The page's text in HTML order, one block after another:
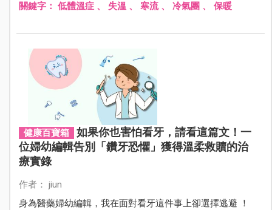
關鍵字： 低體溫症、 失溫 、 寒流、 冷氣團 、 保暖
健康百寶箱
如果你也害怕看牙，請看這篇文！一
位婦幼編輯告別「鑽牙恐懼」獲得溫柔救贖的治
療實錄
作者： jiun
身為醫藥婦幼編輯，我在面對看牙這件事上卻選擇逃避 ！